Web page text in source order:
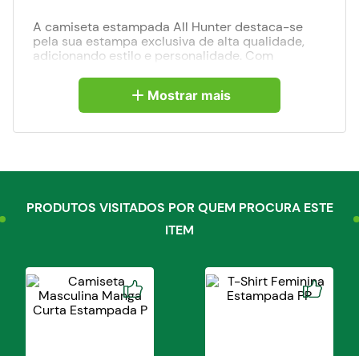
A camiseta estampada All Hunter destaca-se
pela sua estampa exclusiva de alta qualidade,
adicionando estilo e personalidade. Com
proporciona praticidade e conforto.
Feita de 100% algodão, é suave, respirável e
qualidade.
Mostrar mais
PRODUTOS VISITADOS POR QUEM PROCURA ESTE
ITEM